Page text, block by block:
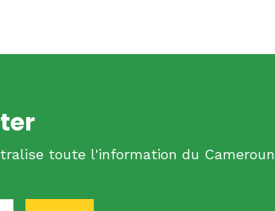
toute l'information du Cameroun